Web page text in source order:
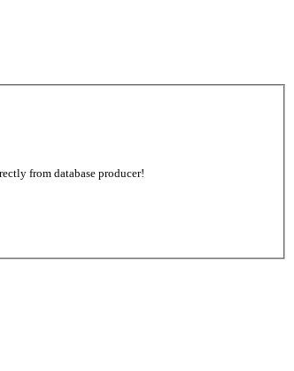
from database producer!